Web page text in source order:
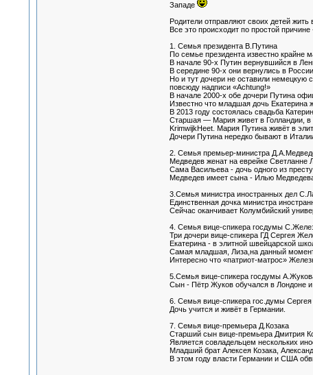
Западе
Родители отправляют своих детей
Все это происходит по простой
1. Семья президента В.Путина
По семье президента известно крайне
В начале 90-х Путин вернувшийся в
В середине 90-х они вернулись в
Но и тут дочери не оставили немецкую
повсюду надписи «Achtung!»
В начале 2000-х обе дочери Путина
Известно что младшая дочь Екатерина
В 2013 году состоялась свадьба
Старшая — Мария живет в Голландии, в
KrimwijkHeet. Мария Путина живёт в
Дочери Путина нередко бывают в
2. Семья премьер-министра
Медведев женат на еврейке Светланне
Сама Васильева - дочь одного из
Медведев имеет сына - Илью
3.Семья министра иностранных дел
Единственная дочка министра
Сейчас оканчивает Колумбийский
4. Семья вице-спикера госдумы
Три дочери вице-спикера ГД Сергея
Екатерина - в элитной швейцарской
Самая младшая, Лиза,на данный
Интересно что «патриот-матрос»
5.Семья вице-спикера госдумы
Сын - Пётр Жуков обучался в Лондоне
6. Семья вице-спикера гос.думы Сергея
Дочь учится и живёт в Германии.
7. Семья вице-премьера Д.Козака
Старший сын вице-премьера Дмитрия
Является совладельцем нескольких
Младший брат Алексея Козака,
В этом году власти Германии и США